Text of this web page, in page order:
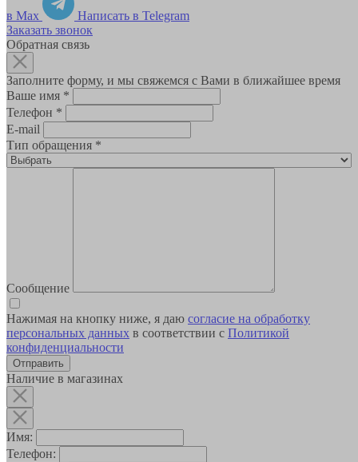
в Max
Написать в Telegram
Заказать звонок
Обратная связь
Заполните форму, и мы свяжемся с Вами в ближайшее время
Ваше имя *
Телефон *
E-mail
Тип обращения *
Сообщение
Нажимая на кнопку ниже, я даю согласие на обработку
персональных данных в соответствии с Политикой
конфиденциальности
Наличие в магазинах
Имя:
Телефон: